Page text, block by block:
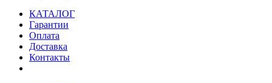
КАТАЛОГ
Гарантии
Оплата
Доставка
Контакты